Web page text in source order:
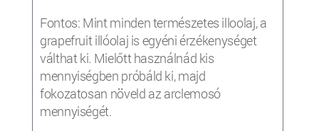
Fontos: Mint minden természetes illoolaj, a
grapefruit illóolaj is egyéni érzékenységet
válthat ki. Mielőtt használnád kis
mennyiségben próbáld ki, majd
fokozatosan növeld az arclemosó
mennyiségét.